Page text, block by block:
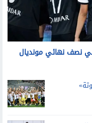
نصف نهائي مونديال